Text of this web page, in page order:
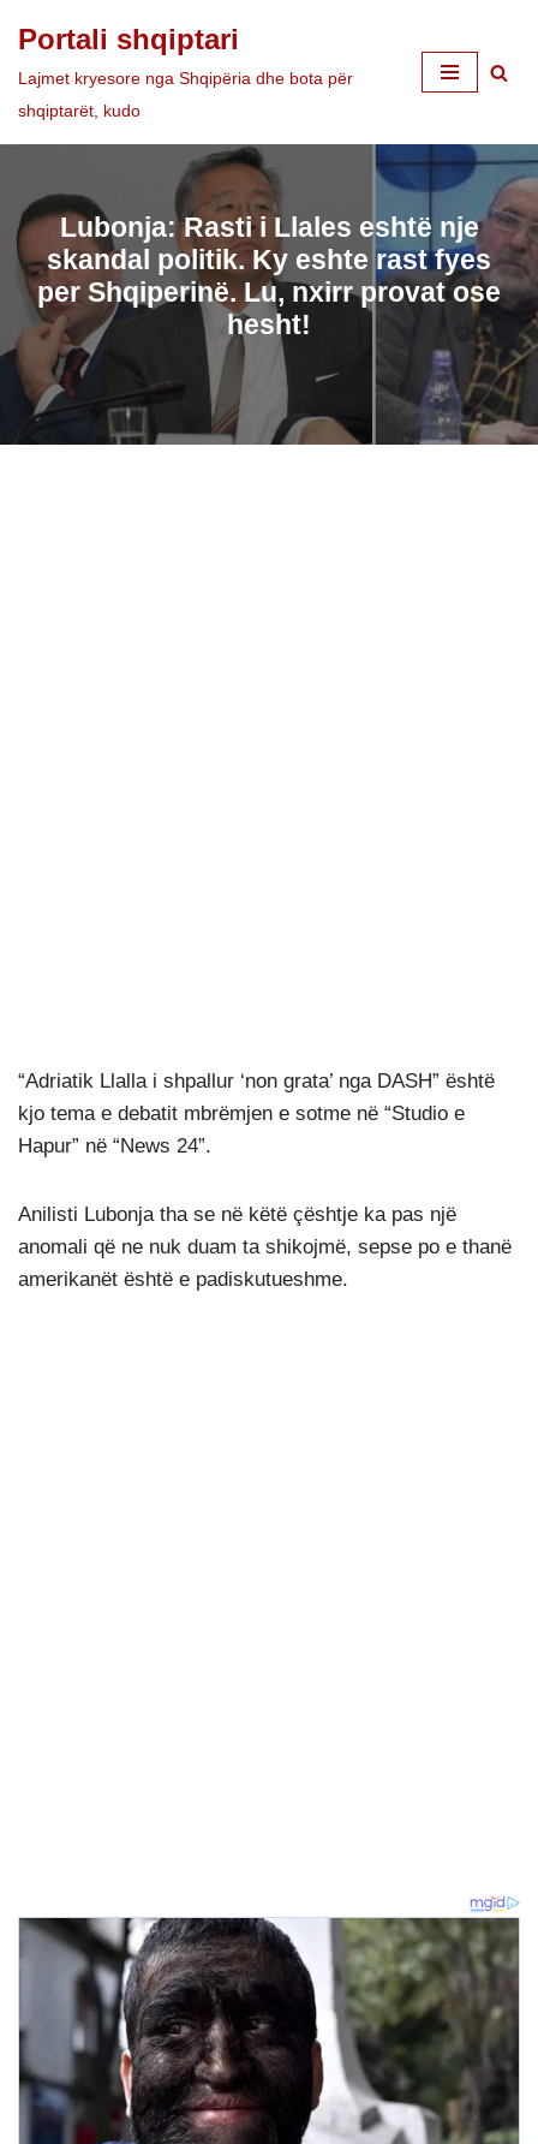
Skip
to
Portali shqiptari
Lajmet kryesore nga Shqipëria dhe bota për
shqiptarët, kudo
Lubonja: Rasti i Llales eshtë nje
skandal politik. Ky eshte rast fyes
per Shqiperinë. Lu, nxirr provat ose
hesht!
“Adriatik Llalla i shpallur ‘non grata’ nga DASH” është
kjo tema e debatit mbrëmjen e sotme në “Studio e
Hapur” në “News 24”.
Anilisti Lubonja tha se në këtë çështje ka pas një
anomali që ne nuk duam ta shikojmë, sepse po e thanë
amerikanët është e padiskutueshme.